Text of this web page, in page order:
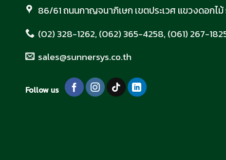
86/61 ถนนกาญจนาภิเษก เขตประเวศ แขวงดอกไ
(02) 328-1262, (062) 365-4258, (061) 267-
sales@sunnersys.co.th
Follow us